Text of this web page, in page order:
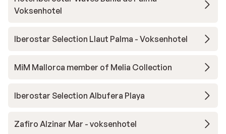
Voksenhotel
Iberostar Selection Llaut Palma - Voksenhotel
MiM Mallorca member of Melia Collection
Iberostar Selection Albufera Playa
Zafiro Alzinar Mar - voksenhotel